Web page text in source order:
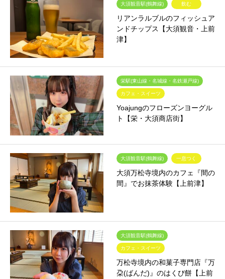
大須観音駅(鶴舞線) 飲む
リアンラルブルのフィッシュア
ンドチップス【大須観音・上前
津】
栄駅(東山線・名城線・名鉄瀬戸線)
カフェ・スイーツ
Yoajungのフローズンヨーグル
ト【栄・大須商店街】
大須観音駅(鶴舞線) 一息つく
大須万松寺境内のカフェ『間の
間』でお抹茶体験【上前津】
大須観音駅(鶴舞線)
カフェ・スイーツ
万松寺境内の和菓子専門店『万
朶(ばんだ)』のはくび餅【上前